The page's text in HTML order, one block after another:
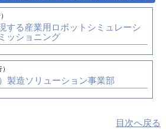
する産業用ロボットシミュレーシ
ッショニング
製造ソリューション事業部
目次へ戻る